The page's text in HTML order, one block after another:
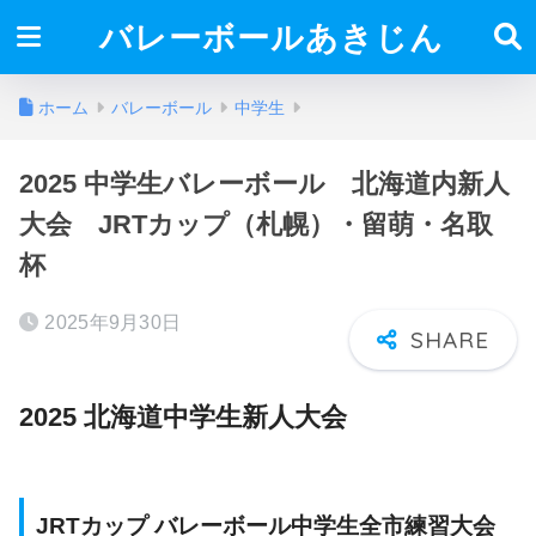
バレーボールあきじん
ホーム バレーボール 中学生
2025 中学生バレーボール 北海道内新人
大会 JRTカップ（札幌）・留萌・名取
杯
2025年9月30日
2025 北海道中学生新人大会
JRTカップ バレーボール中学生全市練習大会